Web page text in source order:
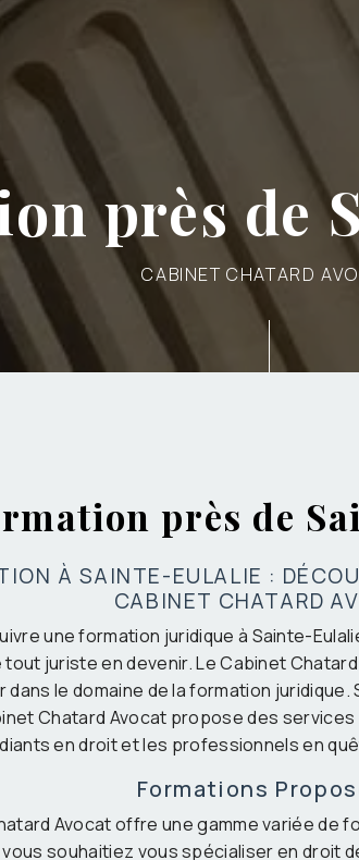
près de
CABINET CHATARD
près de
À SAINTE-EULALIE :
CABINET CHATARD
une formation juridique à Sainte-
juriste en devenir. Le Cabinet
dans le domaine de la formation
Chatard Avocat propose des
en droit et les professionnels en
Formations
Avocat offre une gamme variée de
souhaitiez vous spécialiser en droit